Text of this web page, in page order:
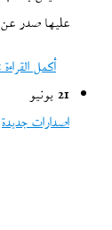
عليها صدر
أكمل
21 يونيو
اصدارات جديدة